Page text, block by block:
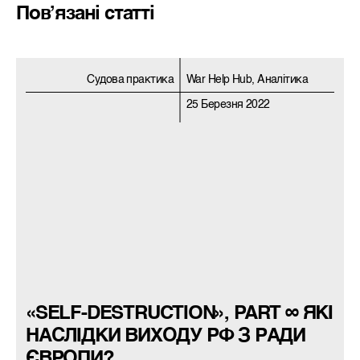
Пов’язані статті
Судова практика War Help Hub, Аналітика
25 Березня 2022
«SELF-DESTRUCTION», PART ∞ ЯКІ
НАСЛІДКИ ВИХОДУ РФ З РАДИ